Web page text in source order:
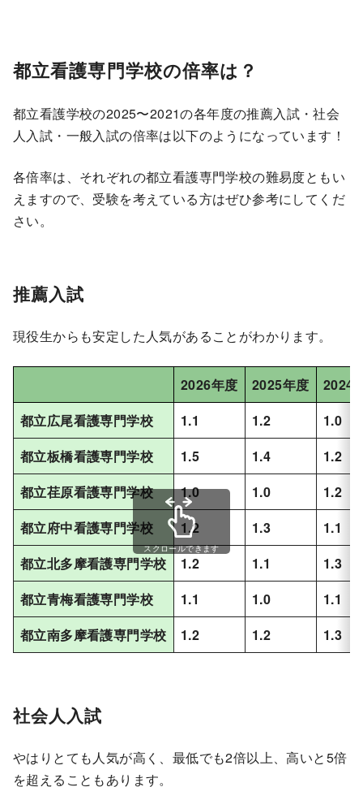
都立看護専門学校の倍率は？
都立看護学校の2025〜2021の各年度の推薦入試・社会
人入試・一般入試の倍率は以下のようになっています！
各倍率は、それぞれの都立看護専門学校の難易度ともい
えますので、受験を考えている方はぜひ参考にしてくだ
さい。
推薦入試
現役生からも安定した人気があることがわかります。
2026年度 2025年度
2024
都立広尾看護専門学校
1.1 1.2
1.0
都立板橋看護専門学校
1.5 1.4
1.2
都立荏原看護専門学校
1.0 1.0
1.2
都立府中看護専門学校
1.2 1.3
1.1
都立北多摩看護専門学校
1.2 1.1
1.3
都立青梅看護専門学校
1.1 1.0
1.1
都立南多摩看護専門学校
1.2 1.2 1.3
スクロールできます
社会人入試
やはりとても人気が高く、最低でも2倍以上、高いと5倍
を超えることもあります。